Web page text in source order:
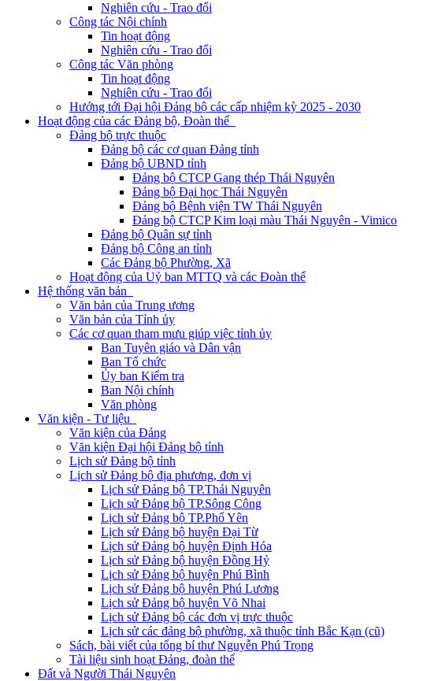
Nghiên cứu - Trao đổi
Công tác Nội chính
Tin hoạt động
Nghiên cứu - Trao đổi
Công tác Văn phòng
Tin hoạt động
Nghiên cứu - Trao đổi
Hướng tới Đại hội Đảng bộ các cấp nhiệm kỳ 2025 - 2030
Hoạt động của các Đảng bộ, Đoàn thể
Đảng bộ trực thuộc
Đảng bộ các cơ quan Đảng tỉnh
Đảng bộ UBND tỉnh
Đảng bộ CTCP Gang thép Thái Nguyên
Đảng bộ Đại học Thái Nguyên
Đảng bộ Bệnh viện TW Thái Nguyên
Đảng bộ CTCP Kim loại màu Thái Nguyên - Vimico
Đảng bộ Quân sự tỉnh
Đảng bộ Công an tỉnh
Các Đảng bộ Phường, Xã
Hoạt động của Uỷ ban MTTQ và các Đoàn thể
Hệ thống văn bản
Văn bản của Trung ương
Văn bản của Tỉnh ủy
Các cơ quan tham mưu giúp việc tỉnh ủy
Ban Tuyên giáo và Dân vận
Ban Tổ chức
Ủy ban Kiểm tra
Ban Nội chính
Văn phòng
Văn kiện - Tư liệu
Văn kiện của Đảng
Văn kiện Đại hội Đảng bộ tỉnh
Lịch sử Đảng bộ tỉnh
Lịch sử Đảng bộ địa phương, đơn vị
Lịch sử Đảng bộ TP.Thái Nguyên
Lịch sử Đảng bộ TP.Sông Công
Lịch sử Đảng bộ TP.Phổ Yên
Lịch sử Đảng bộ huyện Đại Từ
Lịch sử Đảng bộ huyện Định Hóa
Lịch sử Đảng bộ huyện Đồng Hỷ
Lịch sử Đảng bộ huyện Phú Bình
Lịch sử Đảng bộ huyện Phú Lương
Lịch sử Đảng bộ huyện Võ Nhai
Lịch sử Đảng bộ các đơn vị trực thuộc
Lịch sử các đảng bộ phường, xã thuộc tỉnh Bắc Kạn (cũ)
Sách, bài viết của tổng bí thư Nguyễn Phú Trọng
Tài liệu sinh hoạt Đảng, đoàn thể
Đất và Người Thái Nguyên